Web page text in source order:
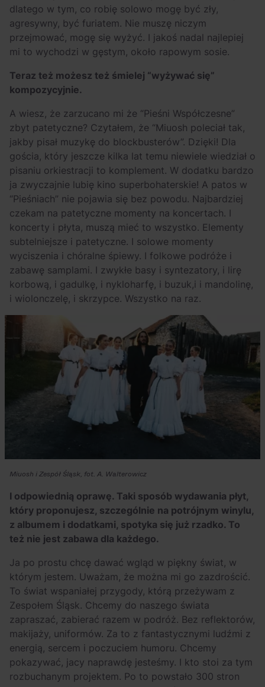
dlatego w tym, co robię solowo mogę być zły,
agresywny, być furiatem. Nie muszę niczym
przejmować, mogę się wyżyć. I jakoś nadal najlepiej
mi to wychodzi w gęstym, około rapowym sosie.
Teraz też możesz też śmielej “wyżywać się”
kompozycyjnie.
A wiesz, że zarzucano mi że “Pieśni Współczesne”
zbyt patetyczne? Czytałem, że “Miuosh poleciał tak,
jakby pisał muzykę do blockbusterów”. Dzięki! Dla
gościa, który jeszcze kilka lat temu niewiele wiedział o
pisaniu orkiestracji to komplement. W dodatku bardzo
ja zwyczajnie lubię kino superbohaterskie! A patos w
“Pieśniach” nie pojawia się bez powodu. Najbardziej
czekam na patetyczne momenty na koncertach. I
koncerty i płyta, muszą mieć to wszystko. Elementy
subtelniejsze i patetyczne. I solowe momenty
wyciszenia i chóralne śpiewy. I folkowe podróże i
zabawę samplami. I zwykłe basy i syntezatory, i lirę
korbową, i gadulkę, i nykloharfę, i buzuk,i i mandolinę,
i wiolonczelę, i skrzypce. Wszystko na raz.
Miuosh i Zespół Śląsk, fot. A. Walterowicz
I odpowiednią oprawę. Taki sposób wydawania płyt,
który proponujesz, szczególnie na potrójnym winylu,
z albumem i dodatkami, spotyka się już rzadko. To
też nie jest zabawa dla każdego.
Ja po prostu chcę dawać wgląd w piękny świat, w
którym jestem. Uważam, że można mi go zazdrościć.
To świat wspaniałej przygody, którą przeżywam z
Zespołem Śląsk. Chcemy do naszego świata
zapraszać, zabierać razem w podróż. Bez reflektorów,
makijaży, uniformów. Za to z fantastycznymi ludźmi z
energią, sercem i poczuciem humoru. Chcemy
pokazywać, jacy naprawdę jesteśmy. I kto stoi za tym
rozbuchanym projektem. Po to powstało 300 stron